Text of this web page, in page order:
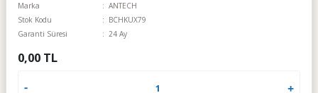
Marka
ANTECH
Stok Kodu
BCHKUX79
Garanti Süresi
24 Ay
0,00 TL